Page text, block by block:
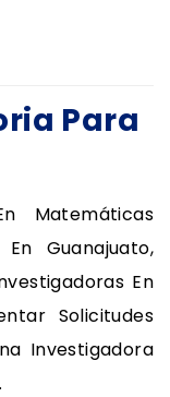
Para
Matemáticas
Guanajuato,
En
Solicitudes
Investigadora